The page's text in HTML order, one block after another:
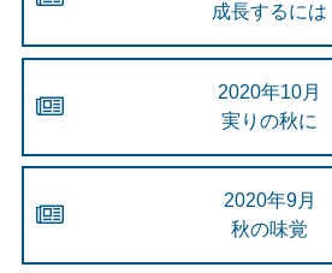
成長するには
2020年10月
実りの秋に
2020年9月
秋の味覚